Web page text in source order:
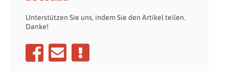
Unterstützen Sie uns, indem Sie den Artikel teilen.
Danke!